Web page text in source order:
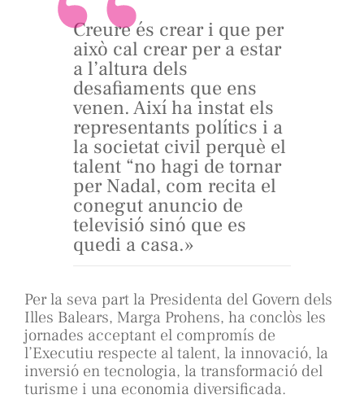
Creure és crear i que per
això cal crear per a estar
a l’altura dels
desafiaments que ens
venen. Així ha instat els
representants polítics i a
la societat civil perquè el
talent “no hagi de tornar
per Nadal, com recita el
conegut anuncio de
televisió sinó que es
quedi a casa.»
Per la seva part la Presidenta del Govern dels
Illes Balears, Marga Prohens, ha conclòs les
jornades acceptant el compromís de
l’Executiu respecte al talent, la innovació, la
inversió en tecnologia, la transformació del
turisme i una economia diversificada.